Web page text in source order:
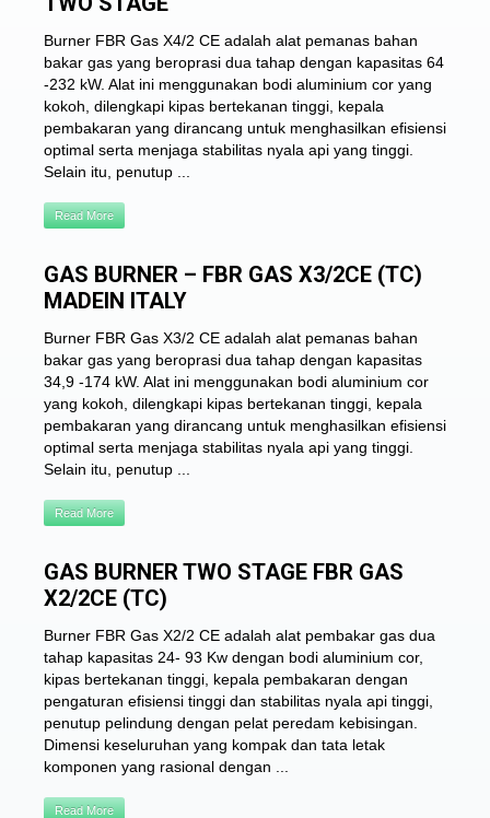
Burner FBR Gas X4/2 CE adalah alat pemanas bahan
bakar gas yang beroprasi dua tahap dengan kapasitas 64
-232 kW. Alat ini menggunakan bodi aluminium cor yang
kokoh, dilengkapi kipas bertekanan tinggi, kepala
pembakaran yang dirancang untuk menghasilkan efisiensi
optimal serta menjaga stabilitas nyala api yang tinggi.
Selain itu, penutup ...
Read More
GAS BURNER – FBR GAS X3/2CE (TC)
MADEIN ITALY
Burner FBR Gas X3/2 CE adalah alat pemanas bahan
bakar gas yang beroprasi dua tahap dengan kapasitas
34,9 -174 kW. Alat ini menggunakan bodi aluminium cor
yang kokoh, dilengkapi kipas bertekanan tinggi, kepala
pembakaran yang dirancang untuk menghasilkan efisiensi
optimal serta menjaga stabilitas nyala api yang tinggi.
Selain itu, penutup ...
Read More
GAS BURNER TWO STAGE FBR GAS
X2/2CE (TC)
Burner FBR Gas X2/2 CE adalah alat pembakar gas dua
tahap kapasitas 24- 93 Kw dengan bodi aluminium cor,
kipas bertekanan tinggi, kepala pembakaran dengan
pengaturan efisiensi tinggi dan stabilitas nyala api tinggi,
penutup pelindung dengan pelat peredam kebisingan.
Dimensi keseluruhan yang kompak dan tata letak
komponen yang rasional dengan ...
Read More